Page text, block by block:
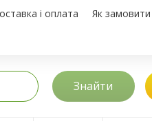
і оплата Як замовити
Знайти